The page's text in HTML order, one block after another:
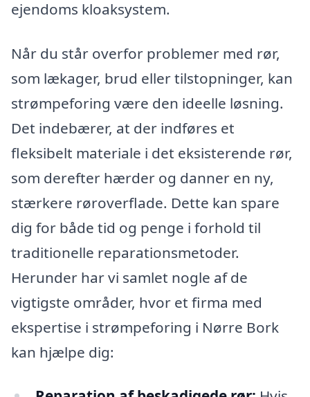
ejendoms kloaksystem.
Når du står overfor problemer med rør,
som lækager, brud eller tilstopninger, kan
strømpeforing være den ideelle løsning.
Det indebærer, at der indføres et
fleksibelt materiale i det eksisterende rør,
som derefter hærder og danner en ny,
stærkere røroverflade. Dette kan spare
dig for både tid og penge i forhold til
traditionelle reparationsmetoder.
Herunder har vi samlet nogle af de
vigtigste områder, hvor et firma med
ekspertise i strømpeforing i Nørre Bork
kan hjælpe dig: